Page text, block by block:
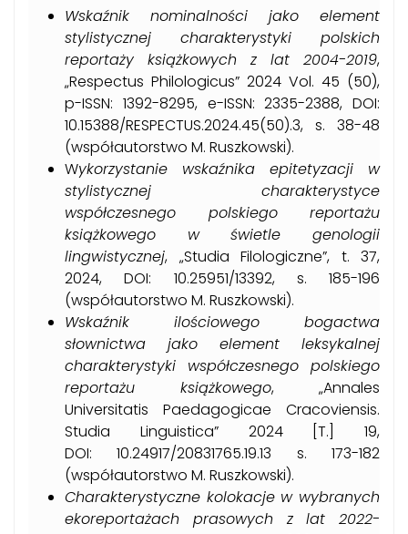
Wskaźnik nominalności jako element
stylistycznej charakterystyki polskich
reportaży książkowych z lat 2004-2019,
„Respectus Philologicus” 2024 Vol. 45 (50),
p-ISSN: 1392-8295, e-ISSN: 2335-2388, DOI:
10.15388/RESPECTUS.2024.45(50).3, s. 38-48
(współautorstwo M. Ruszkowski).
Wykorzystanie wskaźnika epitetyzacji w
stylistycznej charakterystyce
współczesnego polskiego reportażu
książkowego w świetle genologii
lingwistycznej, „Studia Filologiczne”, t. 37,
2024, DOI: 10.25951/13392, s. 185-196
(współautorstwo M. Ruszkowski).
Wskaźnik ilościowego bogactwa
słownictwa jako element leksykalnej
charakterystyki współczesnego polskiego
reportażu książkowego, „Annales
Universitatis Paedagogicae Cracoviensis.
Studia Linguistica” 2024 [T.] 19,
DOI: 10.24917/20831765.19.13 s. 173-182
(współautorstwo M. Ruszkowski).
Charakterystyczne kolokacje w wybranych
ekoreportażach prasowych z lat 2022-